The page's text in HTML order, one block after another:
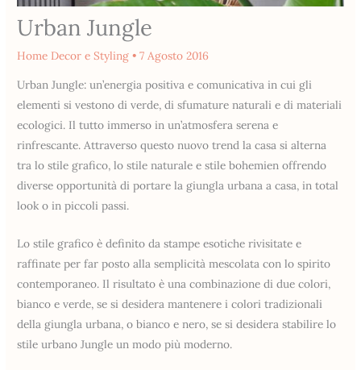
Urban Jungle
Home Decor e Styling •7 Agosto 2016
Urban Jungle: un’energia positiva e comunicativa in cui gli
elementi si vestono di verde, di sfumature naturali e di materiali
ecologici. Il tutto immerso in un’atmosfera serena e
rinfrescante. Attraverso questo nuovo trend la casa si alterna
tra lo stile grafico, lo stile naturale e stile bohemien offrendo
diverse opportunità di portare la giungla urbana a casa, in total
look o in piccoli passi.
Lo stile grafico è definito da stampe esotiche rivisitate e
raffinate per far posto alla semplicità mescolata con lo spirito
contemporaneo. Il risultato è una combinazione di due colori,
bianco e verde, se si desidera mantenere i colori tradizionali
della giungla urbana, o bianco e nero, se si desidera stabilire lo
stile urbano Jungle un modo più moderno.